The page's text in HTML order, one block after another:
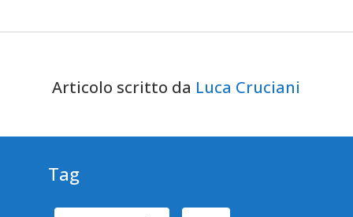
Articolo scritto da Luca Cruciani
Tag